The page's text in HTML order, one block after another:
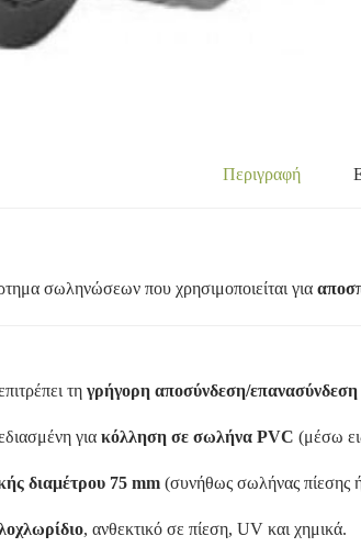
Περιγραφή
σωληνώσεων που χρησιμοποιείται για
τη γρήγορη αποσύνδεση/επανασύνδεση
για κόλληση σε σωλήνα PVC (μέσω
διαμέτρου 75 mm (συνήθως σωλήνας πίεσης
, ανθεκτικό σε πίεση, UV και χημικά.